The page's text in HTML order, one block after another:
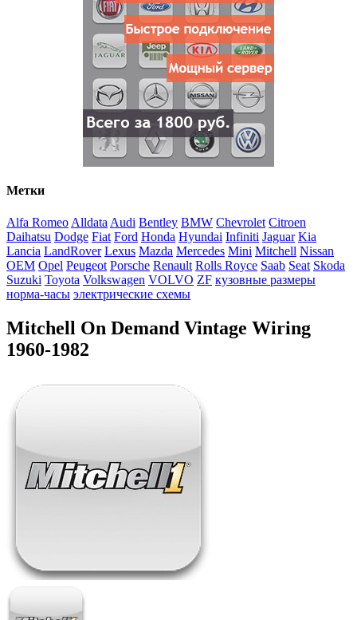
Метки
Alfa Romeo Alldata Audi Bentley BMW Chevrolet Citroen
Daihatsu Dodge Fiat Ford Honda Hyundai Infiniti Jaguar Kia
Lancia LandRover Lexus Mazda Mercedes Mini Mitchell Nissan
OEM Opel Peugeot Porsche Renault Rolls Royce Saab Seat Skoda
Suzuki Toyota Volkswagen VOLVO ZF кузовные размеры
норма-часы электрические схемы
Mitchell On Demand Vintage Wiring
1960-1982